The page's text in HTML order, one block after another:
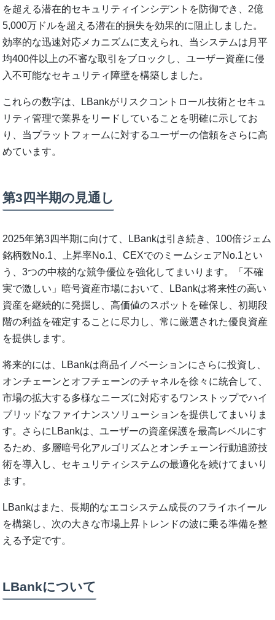
を超える潜在的セキュリティインシデントを防御でき、2億
5,000万ドルを超える潜在的損失を効果的に阻止しました。
効率的な迅速対応メカニズムに支えられ、当システムは月平
均400件以上の不審な取引をブロックし、ユーザー資産に侵
入不可能なセキュリティ障壁を構築しました。
これらの数字は、LBankがリスクコントロール技術とセキュ
リティ管理で業界をリードしていることを明確に示してお
り、当プラットフォームに対するユーザーの信頼をさらに高
めています。
第3四半期の見通し
2025年第3四半期に向けて、LBankは引き続き、100倍ジェム
銘柄数No.1、上昇率No.1、CEXでのミームシェアNo.1とい
う、3つの中核的な競争優位を強化してまいります。「不確
実で激しい」暗号資産市場において、LBankは将来性の高い
資産を継続的に発掘し、高価値のスポットを確保し、初期段
階の利益を確定することに尽力し、常に厳選された優良資産
を提供します。
将来的には、LBankは商品イノベーションにさらに投資し、
オンチェーンとオフチェーンのチャネルを徐々に統合して、
市場の拡大する多様なニーズに対応するワンストップでハイ
ブリッドなファイナンスソリューションを提供してまいりま
す。さらにLBankは、ユーザーの資産保護を最高レベルにす
るため、多層暗号化アルゴリズムとオンチェーン行動追跡技
術を導入し、セキュリティシステムの最適化を続けてまいり
ます。
LBankはまた、長期的なエコシステム成長のフライホイール
を構築し、次の大きな市場上昇トレンドの波に乗る準備を整
える予定です。
LBankについて